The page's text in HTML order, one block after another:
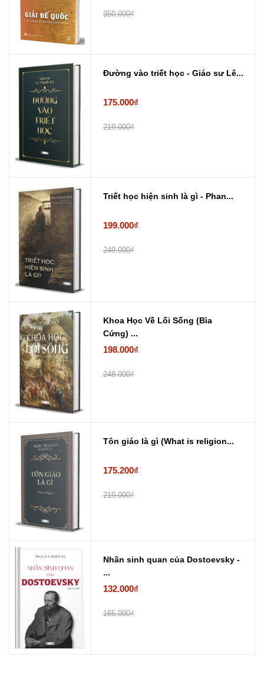
350.000₫
Đường vào triết học - Giáo sư Lê...
175.000₫
219.000₫
Triết học hiện sinh là gì - Phan...
199.000₫
249.000₫
Khoa Học Về Lối Sống (Bìa
Cứng) ...
198.000₫
248.000₫
Tôn giáo là gì (What is religion...
175.200₫
219.000₫
Nhân sinh quan của Dostoevsky -
...
132.000₫
165.000₫